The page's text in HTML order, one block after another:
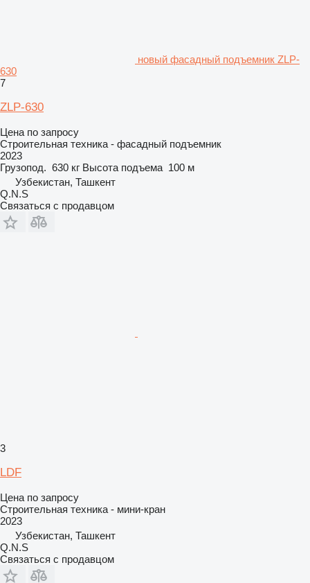
новый фасадный подъемник ZLP-
630
7
ZLP-630
Цена по запросу
Строительная техника - фасадный подъемник
2023
Грузопод. 630 кг Высота подъема 100 м
Узбекистан, Ташкент
Q.N.S
Связаться с продавцом
3
LDF
Цена по запросу
Строительная техника - мини-кран
2023
Узбекистан, Ташкент
Q.N.S
Связаться с продавцом